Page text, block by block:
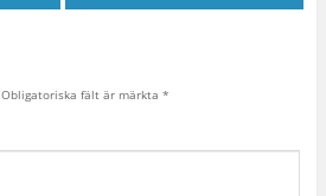
Obligatoriska fält är märkta *